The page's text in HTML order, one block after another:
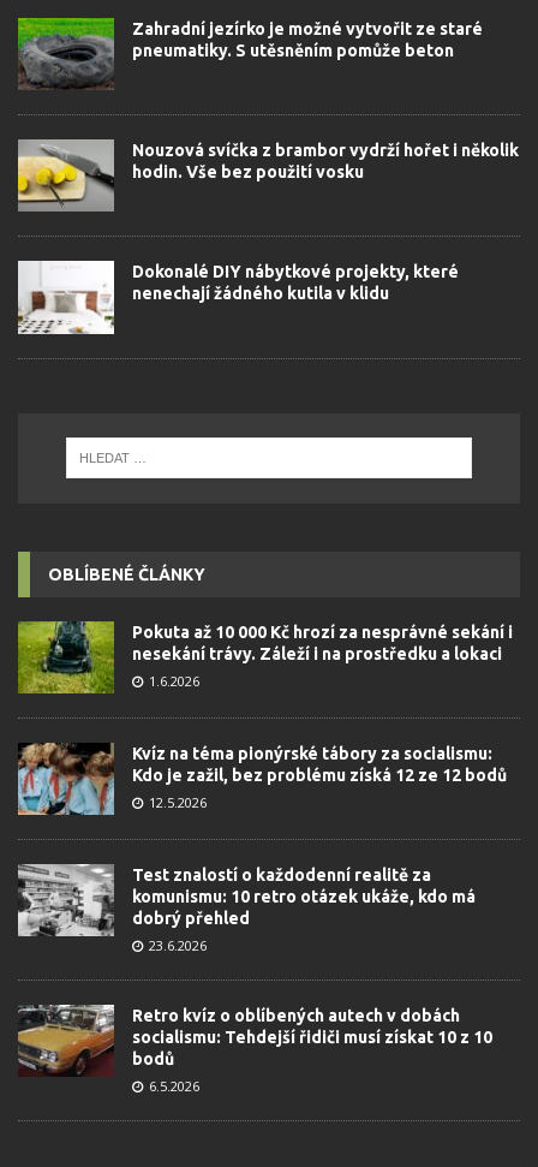
Zahradní jezírko je možné vytvořit ze staré
pneumatiky. S utěsněním pomůže beton
Nouzová svíčka z brambor vydrží hořet i několik
hodin. Vše bez použití vosku
Dokonalé DIY nábytkové projekty, které
nenechají žádného kutila v klidu
OBLÍBENÉ ČLÁNKY
Pokuta až 10 000 Kč hrozí za nesprávné sekání i
nesekání trávy. Záleží i na prostředku a lokaci
1.6.2026
Kvíz na téma pionýrské tábory za socialismu:
Kdo je zažil, bez problému získá 12 ze 12 bodů
12.5.2026
Test znalostí o každodenní realitě za
komunismu: 10 retro otázek ukáže, kdo má
dobrý přehled
23.6.2026
Retro kvíz o oblíbených autech v dobách
socialismu: Tehdejší řidiči musí získat 10 z 10
bodů
6.5.2026